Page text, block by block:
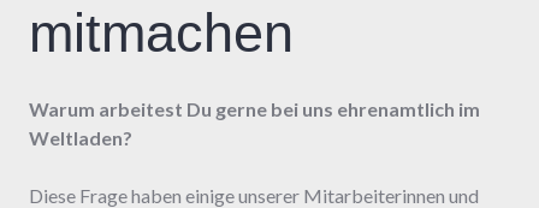
mitmachen
Warum arbeitest Du gerne bei uns ehrenamtlich im
Weltladen?
Diese Frage haben einige unserer Mitarbeiterinnen und